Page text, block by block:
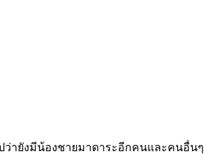
ายังมีน้องชายมาดาระอีกคนและคนอื่นๆ